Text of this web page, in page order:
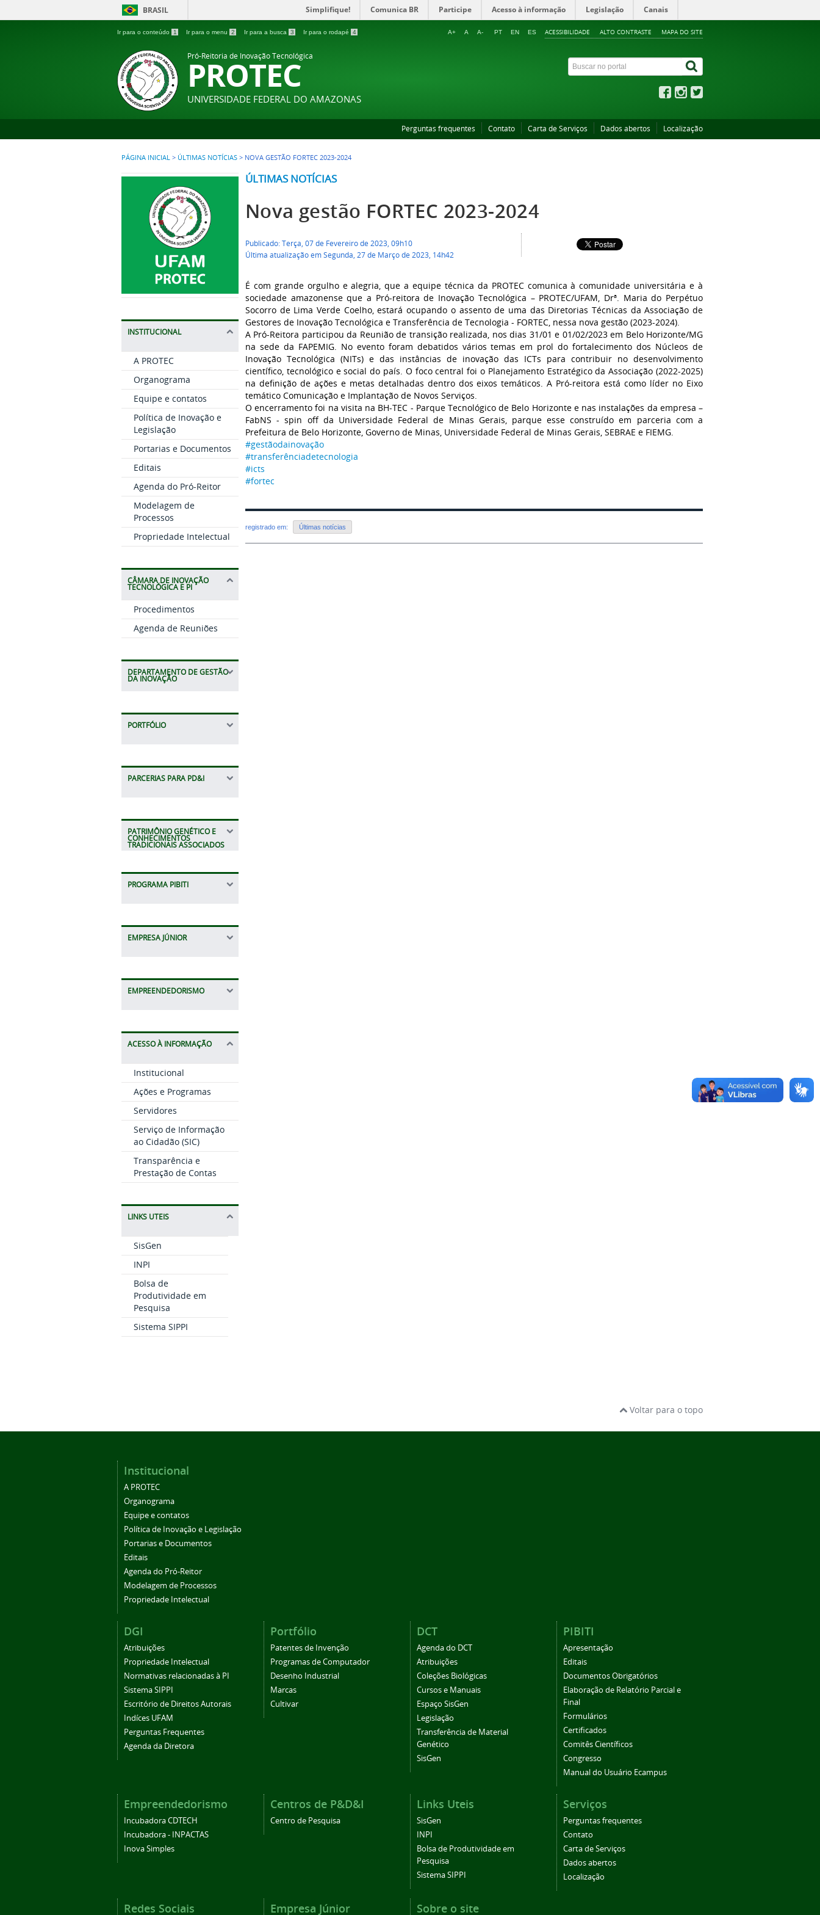
BRASIL Simplifique! Comunica BR Participe Acesso à informação Legislação Canais
Ir para o conteúdo 1 Ir para o menu 2 Ir para a busca 3 Ir para o rodapé 4 ACESSIBILIDADE ALTO CONTRASTE MAPA DO SITE
A+ A A- PT EN ES
Pró-Reitoria de Inovação Tecnológica
PROTEC
UNIVERSIDADE FEDERAL DO AMAZONAS
Perguntas frequentes Contato Carta de Serviços Dados abertos Localização
PÁGINA INICIAL > ÚLTIMAS NOTÍCIAS > NOVA GESTÃO FORTEC 2023-2024
INSTITUCIONAL
A PROTEC
Organograma
Equipe e contatos
Política de Inovação e
Legislação
Portarias e Documentos
Editais
Agenda do Pró-Reitor
Modelagem de
Processos
Propriedade Intelectual
CÂMARA DE INOVAÇÃO
TECNOLÓGICA E PI
Procedimentos
Agenda de Reuniões
DEPARTAMENTO DE GESTÃO
DA INOVAÇÃO
PORTFÓLIO
PARCERIAS PARA PD&I
PATRIMÔNIO GENÉTICO E
CONHECIMENTOS
TRADICIONAIS ASSOCIADOS
PROGRAMA PIBITI
EMPRESA JÚNIOR
EMPREENDEDORISMO
ACESSO À INFORMAÇÃO
Institucional
Ações e Programas
Servidores
Serviço de Informação
ao Cidadão (SIC)
Transparência e
Prestação de Contas
LINKS UTEIS
SisGen
INPI
Bolsa de
Produtividade em
Pesquisa
Sistema SIPPI
ÚLTIMAS NOTÍCIAS
Nova gestão FORTEC 2023-2024
Publicado: Terça, 07 de Fevereiro de 2023, 09h10
Última atualização em Segunda, 27 de Março de 2023, 14h42
É com grande orgulho e alegria, que a equipe técnica da PROTEC comunica à comunidade universitária e à
sociedade amazonense que a Pró-reitora de Inovação Tecnológica – PROTEC/UFAM, Drª. Maria do Perpétuo
Socorro de Lima Verde Coelho, estará ocupando o assento de uma das Diretorias Técnicas da Associação de
Gestores de Inovação Tecnológica e Transferência de Tecnologia - FORTEC, nessa nova gestão (2023-2024).
A Pró-Reitora participou da Reunião de transição realizada, nos dias 31/01 e 01/02/2023 em Belo Horizonte/MG
na sede da FAPEMIG. No evento foram debatidos vários temas em prol do fortalecimento dos Núcleos de
Inovação Tecnológica (NITs) e das instâncias de inovação das ICTs para contribuir no desenvolvimento
científico, tecnológico e social do país. O foco central foi o Planejamento Estratégico da Associação (2022-2025)
na definição de ações e metas detalhadas dentro dos eixos temáticos. A Pró-reitora está como líder no Eixo
temático Comunicação e Implantação de Novos Serviços.
O encerramento foi na visita na BH-TEC - Parque Tecnológico de Belo Horizonte e nas instalações da empresa –
FabNS - spin off da Universidade Federal de Minas Gerais, parque esse construído em parceria com a
Prefeitura de Belo Horizonte, Governo de Minas, Universidade Federal de Minas Gerais, SEBRAE e FIEMG.
#gestãodainovação
#transferênciadetecnologia
#icts
#fortec
registrado em: Últimas notícias
Voltar para o topo
Institucional
A PROTEC
Organograma
Equipe e contatos
Política de Inovação e Legislação
Portarias e Documentos
Editais
Agenda do Pró-Reitor
Modelagem de Processos
Propriedade Intelectual
DGI
Atribuições
Propriedade Intelectual
Normativas relacionadas à PI
Sistema SIPPI
Escritório de Direitos Autorais
Indíces UFAM
Perguntas Frequentes
Agenda da Diretora
Portfólio
Patentes de Invenção
Programas de Computador
Desenho Industrial
Marcas
Cultivar
DCT
Agenda do DCT
Atribuições
Coleções Biológicas
Cursos e Manuais
Espaço SisGen
Legislação
Transferência de Material
Genético
SisGen
PIBITI
Apresentação
Editais
Documentos Obrigatórios
Elaboração de Relatório Parcial e
Final
Formulários
Certificados
Comitês Científicos
Congresso
Manual do Usuário Ecampus
Empreendedorismo
Incubadora CDTECH
Incubadora - INPACTAS
Inova Simples
Centros de P&D&I
Centro de Pesquisa
Links Uteis
SisGen
INPI
Bolsa de Produtividade em
Pesquisa
Sistema SIPPI
Serviços
Perguntas frequentes
Contato
Carta de Serviços
Dados abertos
Localização
Redes Sociais Empresa Júnior Sobre o site